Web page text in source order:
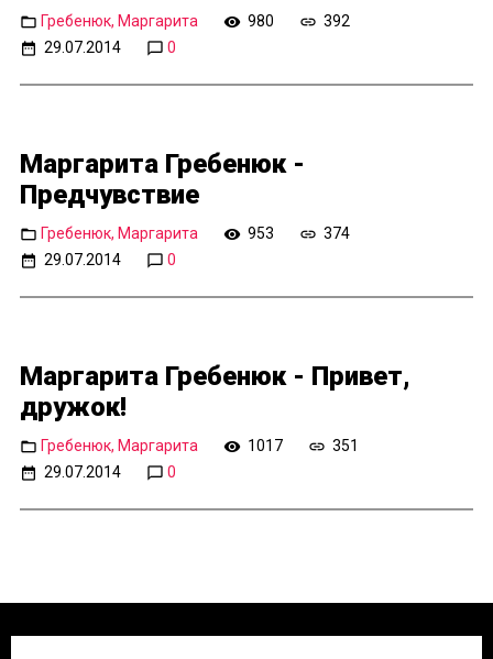
Гребенюк, Маргарита 980
392
29.07.2014
0
Маргарита Гребенюк -
Предчувствие
Гребенюк, Маргарита 953
374
29.07.2014
0
Маргарита Гребенюк - Привет,
дружок!
Гребенюк, Маргарита 1017
351
29.07.2014
0